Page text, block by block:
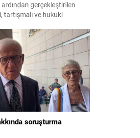
ardından gerçekleştirilen
tartışmalı ve hukuki
usul ve gizlilikle ilgili
bazı oyların geçersiz
içindeki yönlendirmeler
yol açtı. Seçim sürecinde
parti grupları arasındaki
soruşturma